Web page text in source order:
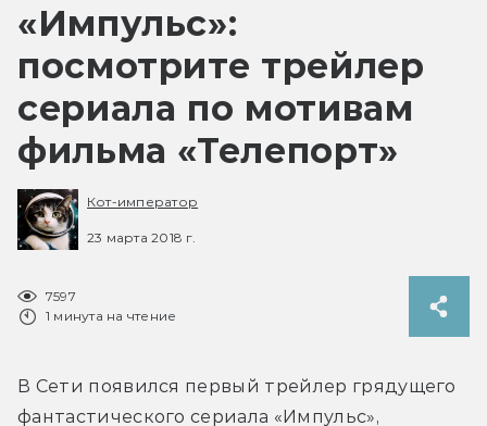
«Импульс»:
посмотрите трейлер
сериала по мотивам
фильма «Телепорт»
Кот-император
23 марта 2018 г.
7597
1 минута на чтение
В Сети появился первый трейлер грядущего
фантастического сериала «Импульс»,